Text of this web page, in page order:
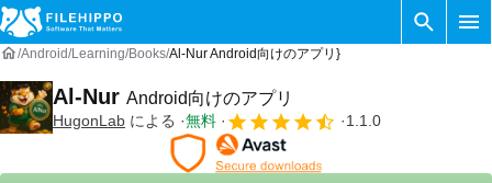
Android Learning Books Al-Nur Android向けのアプリ}
Al-Nur Android向けのアプリ
HugonLab による 無料 1.1.0